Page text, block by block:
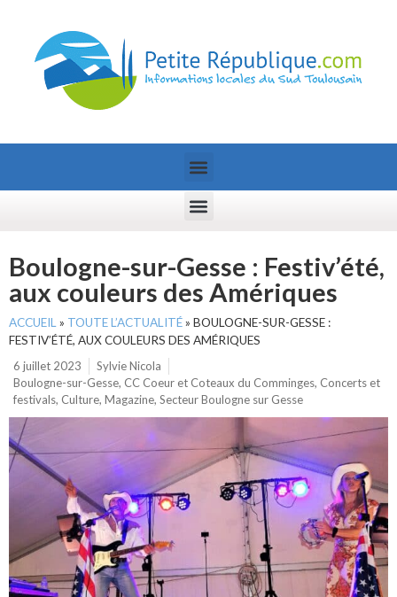
Boulogne-sur-Gesse : Festiv’été,
aux couleurs des Amériques
ACCUEIL » TOUTE L’ACTUALITÉ» BOULOGNE-SUR-GESSE :
FESTIV’ÉTÉ, AUX COULEURS DES AMÉRIQUES
6 juillet 2023
Sylvie Nicola
Boulogne-sur-Gesse, CC Coeur et Coteaux du Comminges, Concerts et
festivals, Culture, Magazine, Secteur Boulogne sur Gesse